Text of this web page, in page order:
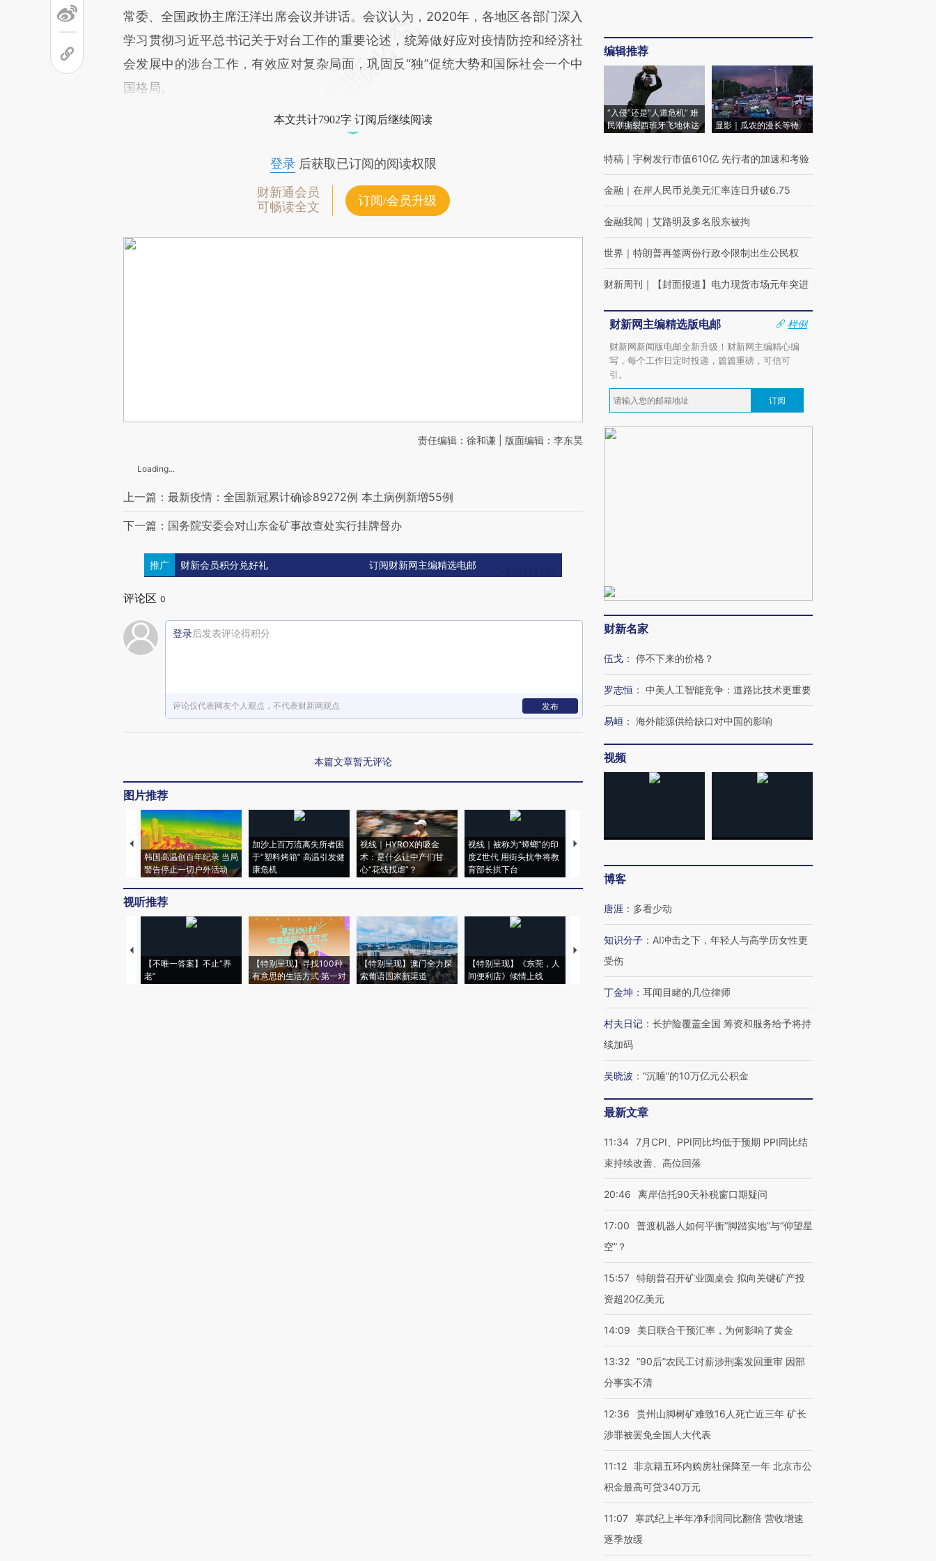
常委、全国政协主席汪洋出席会议并讲话。会议认为，2020年，各地区各部门深入
学习贯彻习近平总书记关于对台工作的重要论述，统筹做好应对疫情防控和经济社
会发展中的涉台工作，有效应对复杂局面，巩固反“独”促统大势和国际社会一个中
国格局。
本文共计7902字 订阅后继续阅读
登录后获取已订阅的阅读权限
财新通会员
可畅读全文
订阅/会员升级
责任编辑：徐和谦 | 版面编辑：李东昊
Loading...
上一篇：最新疫情：全国新冠累计确诊89272例 本土病例新增55例
下一篇：国务院安委会对山东金矿事故查处实行挂牌督办
推广 财新会员积分兑好礼 订阅财新网主编精选电邮
评论区 0
登录后发表评论得积分
评论仅代表网友个人观点，不代表财新网观点 发布
本篇文章暂无评论
图片推荐
韩国高温创百年纪录 当局
警告停止一切户外活动
加沙上百万流离失所者困
于“塑料烤箱” 高温引发健
康危机
视线｜HYROX的吸金
术：是什么让中产们甘
心“花钱找虐”？
视线｜被称为“蟑螂”的印
度Z世代 用街头抗争将教
育部长拱下台
视线｜“入侵”还是“人道危
飞地休达
4000人
米
视听推荐
【不唯一答案】不止“养
老”
【特别呈现】寻找100种
有意思的生活方式·第一对
【特别呈现】澳门全力探
索葡语国家新渠道
【特别呈现】《东莞，人
间便利店》倾情上线
【推广】走进第四届链博
会，让数智科技“链”接产
有意思的生活方式·第三对
住三大增长引擎是什么？
编辑推荐
“入侵”还是“人道危机” 难
民潮撕裂西班牙飞地休达
显影｜瓜农的漫长等待
特稿 ｜ 宇树发行市值610亿 先行者的加速和考验
金融 ｜ 在岸人民币兑美元汇率连日升破6.75
金融我闻 ｜ 艾路明及多名股东被拘
世界 ｜ 特朗普再签两份行政令限制出生公民权
财新周刊 ｜ 【封面报道】电力现货市场元年突进
财新网主编精选版电邮
样例
财新网新闻版电邮全新升级！财新网主编精心编
写，每个工作日定时投递，篇篇重磅，可信可
引。
订阅
财新名家
伍戈 ： 停不下来的价格？
罗志恒 ： 中美人工智能竞争：道路比技术更重要
易峘 ： 海外能源供给缺口对中国的影响
视频
博客
唐涯 ： 多看少动
知识分子 ： AI冲击之下，年轻人与高学历女性更
受伤
丁金坤 ： 耳闻目睹的几位律师
村夫日记 ： 长护险覆盖全国 筹资和服务给予将持
续加码
吴晓波 ： “沉睡”的10万亿元公积金
最新文章
11:34 7月CPI、PPI同比均低于预期 PPI同比结
束持续改善、高位回落
20:46 离岸信托90天补税窗口期疑问
17:00
普渡机器人如何平衡“脚踏实地”与“仰望星
空”？
15:57 特朗普召开矿业圆桌会 拟向关键矿产投
资超20亿美元
14:09 美日联合干预汇率，为何影响了黄金
13:32 “90后”农民工讨薪涉刑案发回重审 因部
分事实不清
12:36
贵州山脚树矿难致16人死亡近三年 矿长
涉罪被罢免全国人大代表
11:12 非京籍五环内购房社保降至一年 北京市公
积金最高可贷340万元
11:07
寒武纪上半年净利润同比翻倍 营收增速
逐季放缓